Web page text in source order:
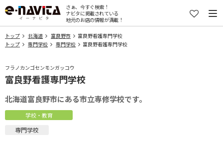
さぁ、今すぐ検索！
ナビタに掲載されている
地元のお店の情報が満載！
トップ 北海道 富良野市
富良野看護専門学校
トップ
専門学校 専門学校 富良野看護専門学校
フラノカンゴセンモンガッコウ
富良野看護専門学校
北海道富良野市にある市立専修学校です。
学校・教育
専門学校